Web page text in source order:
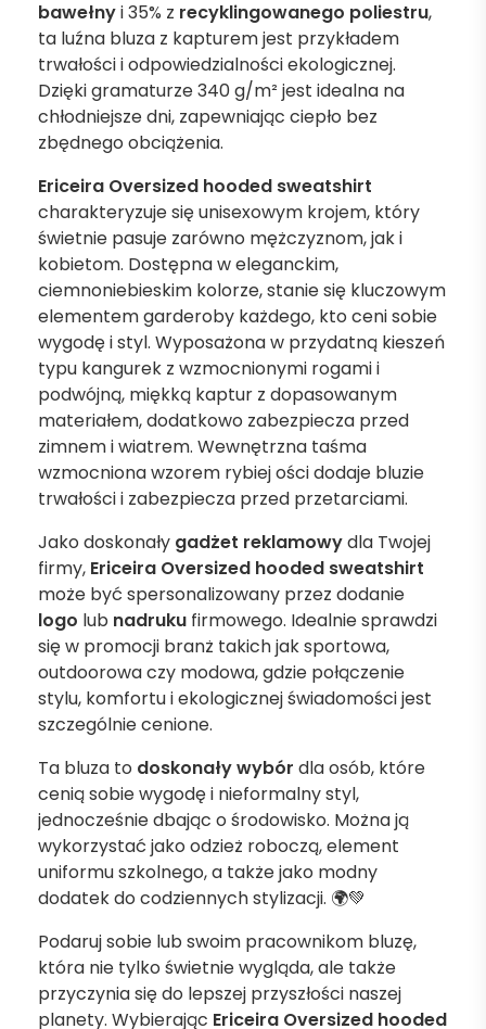
bawełnyi 35% z recyklingowanego poliestru,
ta luźna bluza z kapturem jest przykładem
trwałości i odpowiedzialności ekologicznej.
Dzięki gramaturze 340 g/m² jest idealna na
chłodniejsze dni, zapewniając ciepło bez
zbędnego obciążenia.
Ericeira Oversized hooded sweatshirt
charakteryzuje się unisexowym krojem, który
świetnie pasuje zarówno mężczyznom, jak i
kobietom. Dostępna w eleganckim,
ciemnoniebieskim kolorze, stanie się kluczowym
elementem garderoby każdego, kto ceni sobie
wygodę i styl. Wyposażona w przydatną kieszeń
typu kangurek z wzmocnionymi rogami i
podwójną, miękką kaptur z dopasowanym
materiałem, dodatkowo zabezpiecza przed
zimnem i wiatrem. Wewnętrzna taśma
wzmocniona wzorem rybiej ości dodaje bluzie
trwałości i zabezpiecza przed przetarciami.
Jako doskonały gadżet reklamowydla Twojej
firmy, Ericeira Oversized hooded sweatshirt
może być spersonalizowany przez dodanie
logo lub nadruku firmowego. Idealnie sprawdzi
się w promocji branż takich jak sportowa,
outdoorowa czy modowa, gdzie połączenie
stylu, komfortu i ekologicznej świadomości jest
szczególnie cenione.
Ta bluza to doskonały wybór dla osób, które
cenią sobie wygodę i nieformalny styl,
jednocześnie dbając o środowisko. Można ją
wykorzystać jako odzież roboczą, element
uniformu szkolnego, a także jako modny
dodatek do codziennych stylizacji. 🌍💚
Podaruj sobie lub swoim pracownikom bluzę,
która nie tylko świetnie wygląda, ale także
przyczynia się do lepszej przyszłości naszej
planety. Wybierając Ericeira Oversized hooded